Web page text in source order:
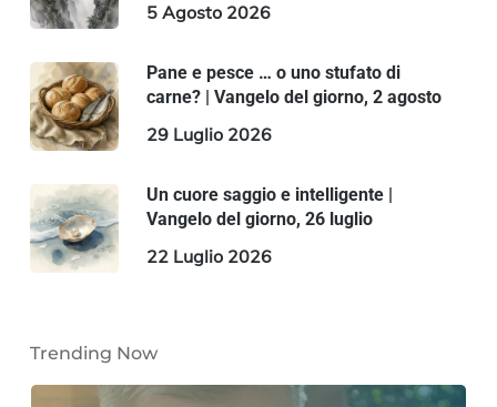
5 Agosto 2026
Pane e pesce … o uno stufato di
carne? | Vangelo del giorno, 2 agosto
29 Luglio 2026
Un cuore saggio e intelligente |
Vangelo del giorno, 26 luglio
22 Luglio 2026
Trending Now